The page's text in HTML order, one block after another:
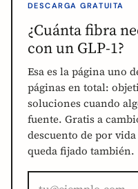
DESCARGA GRATUITA
¿Cuánta fibra
con un GLP-1?
Esa es la página uno
páginas en total:
soluciones cuando
fuente. Gratis a
descuento de por
queda fijado también.